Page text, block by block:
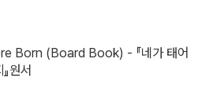
Born (Board Book) - 『네가 태어
원서